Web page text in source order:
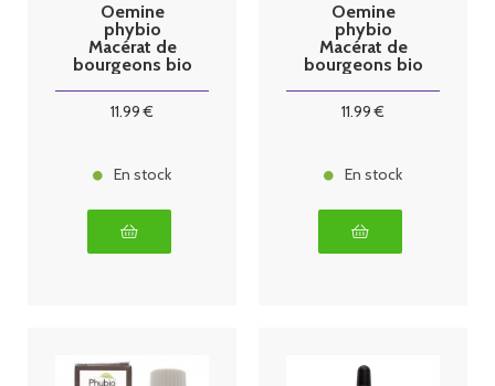
Oemine
phybio
Macérat de
bourgeons bio
11.99 €
En stock
Oemine
phybio
Macérat de
bourgeons bio
11.99 €
En stock